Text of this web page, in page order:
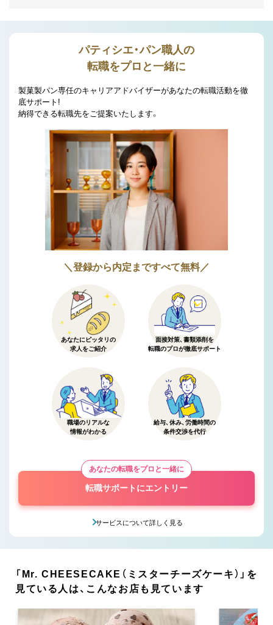
パティシエ・パン職人の
転職をプロと一緒に
製菓製パン専任のキャリアアドバイザーがあなたの転職活動を徹
底サポート!
納得できる転職先をご提案いたします。
＼登録から内定まですべて無料／
あなたにピッタリの
求人をご紹介
面接対策、書類添削を
転職のプロが徹底サポート
職場のリアルな
情報がわかる
給与、休み、労働時間の
条件交渉を代行
あなたの転職をプロと一緒に
転職サポートにエントリー
サービスについて詳しく見る
「Mr. CHEESECAKE（ミスターチーズケーキ）」を
見ている人は、こんなお店も見ています